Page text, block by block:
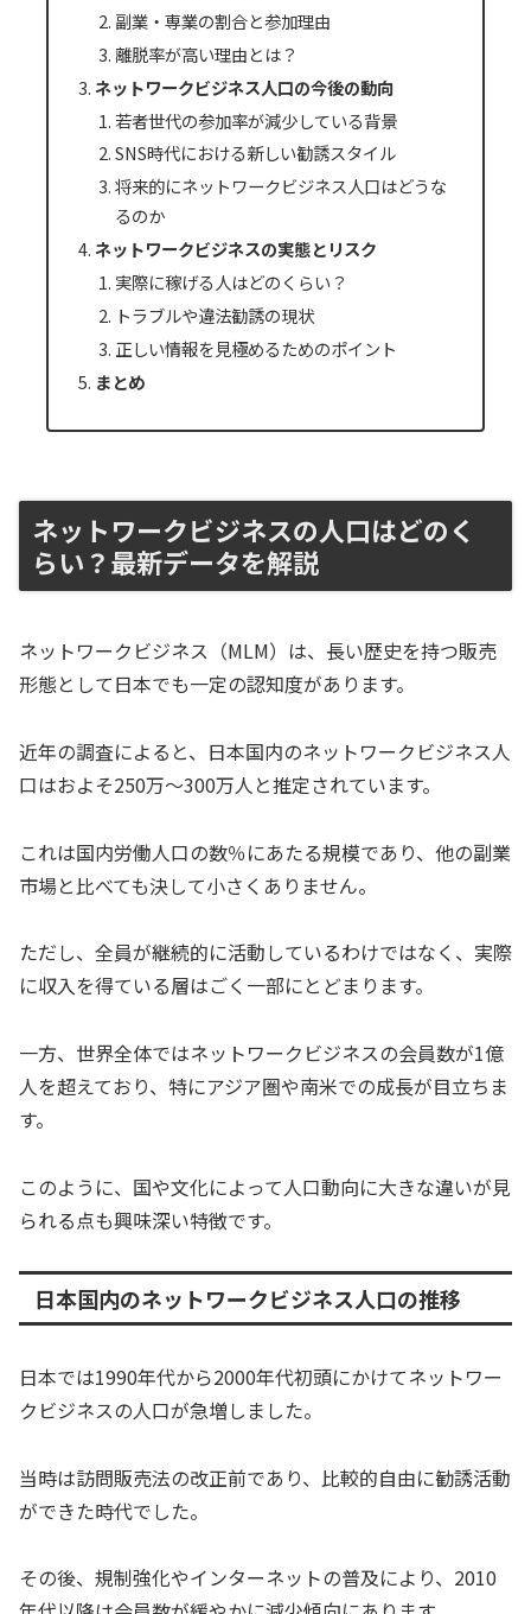
副業・専業の割合と参加理由
離脱率が高い理由とは？
ネットワークビジネス人口の今後の動向
若者世代の参加率が減少している背景
SNS時代における新しい勧誘スタイル
将来的にネットワークビジネス人口はどうな
るのか
ネットワークビジネスの実態とリスク
実際に稼げる人はどのくらい？
トラブルや違法勧誘の現状
正しい情報を見極めるためのポイント
まとめ
ネットワークビジネスの人口はどのく
らい？最新データを解説
ネットワークビジネス（MLM）は、長い歴史を持つ販売
形態として日本でも一定の認知度があります。
近年の調査によると、日本国内のネットワークビジネス人
口はおよそ250万〜300万人と推定されています。
これは国内労働人口の数％にあたる規模であり、他の副業
市場と比べても決して小さくありません。
ただし、全員が継続的に活動しているわけではなく、実際
に収入を得ている層はごく一部にとどまります。
一方、世界全体ではネットワークビジネスの会員数が1億
人を超えており、特にアジア圏や南米での成長が目立ちま
す。
このように、国や文化によって人口動向に大きな違いが見
られる点も興味深い特徴です。
日本国内のネットワークビジネス人口の推移
日本では1990年代から2000年代初頭にかけてネットワー
クビジネスの人口が急増しました。
当時は訪問販売法の改正前であり、比較的自由に勧誘活動
ができた時代でした。
その後、規制強化やインターネットの普及により、2010